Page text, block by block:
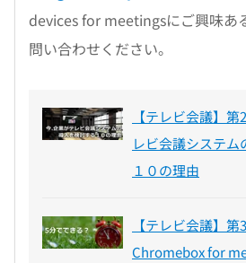
devices for meetingsにご興味あ
問い合わせください。
【テレビ会議】
レビ会議システム
１０の理由
【テレビ会議】
Chromebox for